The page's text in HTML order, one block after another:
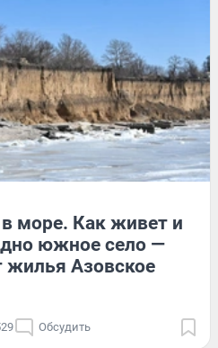
море. Как живет и
южное село —
Азовское
Обсудить